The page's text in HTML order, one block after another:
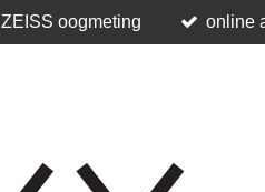
ZEISS oogmeting online